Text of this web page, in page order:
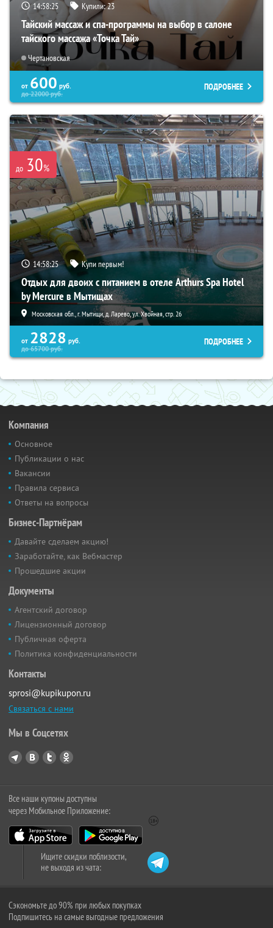
14:58:24 Купили:23
Тайский массаж и спа-программы на выбор в салоне
тайского массажа «Точка Тай»
Чертановская
от 600 руб.
до22000руб.
ПОДРОБНЕЕ
до 30%
14:58:24 Купи первым!
Отдых для двоих с питанием в отеле Arthurs Spa Hotel
by Mercure в Мытищах
Московская обл., г. Мытищи, д. Ларево, ул. Хвойная, стр. 26
от 2828 руб.
до65700руб.
ПОДРОБНЕЕ
Компания
Основное
Публикации о нас
Вакансии
Правила сервиса
Ответы на вопросы
Бизнес-Партнёрам
Давайте сделаем акцию!
Заработайте, как Вебмастер
Прошедшие акции
Документы
Агентский договор
Лицензионный договор
Публичная оферта
Политика конфиденциальности
Контакты
sprosi@kupikupon.ru
Связаться с нами
Мы в Соцсетях
Все наши купоны доступны
через Мобильное Приложение:
Ищите скидки поблизости,
не выходя из чата:
Сэкономьте до 90% при любых покупках
Подпишитесь на самые выгодные предложения